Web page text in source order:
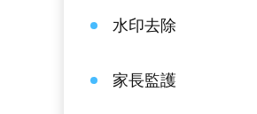
水印去除
家長監護